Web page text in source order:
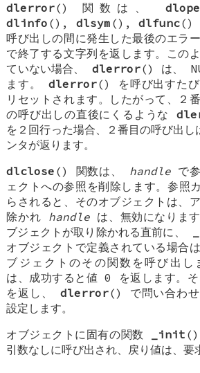
dlerror() 関数は、
dlinfo (), dlsym (), dlfunc()
呼び出しの間に発生した最後のエラ
で終了する文字列を返します。この
ていない場合、 dlerror() は、
ます。dlerror() を呼び出すたび
リセットされます。したがって、２
の呼び出しの直後にくるような
を２回行った場合、２番目の呼び出
ンタが返ります。
dlclose () 関数は、 handleで参
ェクトへの参照を削除します。参
らされると、そのオブジェクトは、
除かれ handleは、無効になりま
ブジェクトが取り除かれる直前に、
オブジェクトで定義されている場合
ブジェクトのその関数を呼び出し
は、成功すると値 0 を返します。
を返し、dlerror() で問い合わせ
設定します。
オブジェクトに固有の関数
_init
引数なしに呼び出され、戻り値は、要